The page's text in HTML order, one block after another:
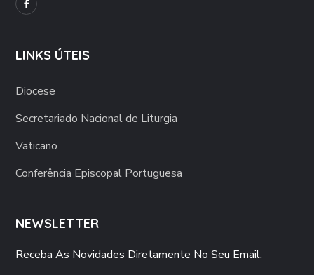
LINKS ÚTEIS
Diocese
Secretariado Nacional de Liturgia
Vaticano
Conferência Episcopal Portuguesa
NEWSLETTER
Receba As Novidades Diretamente No Seu Email.